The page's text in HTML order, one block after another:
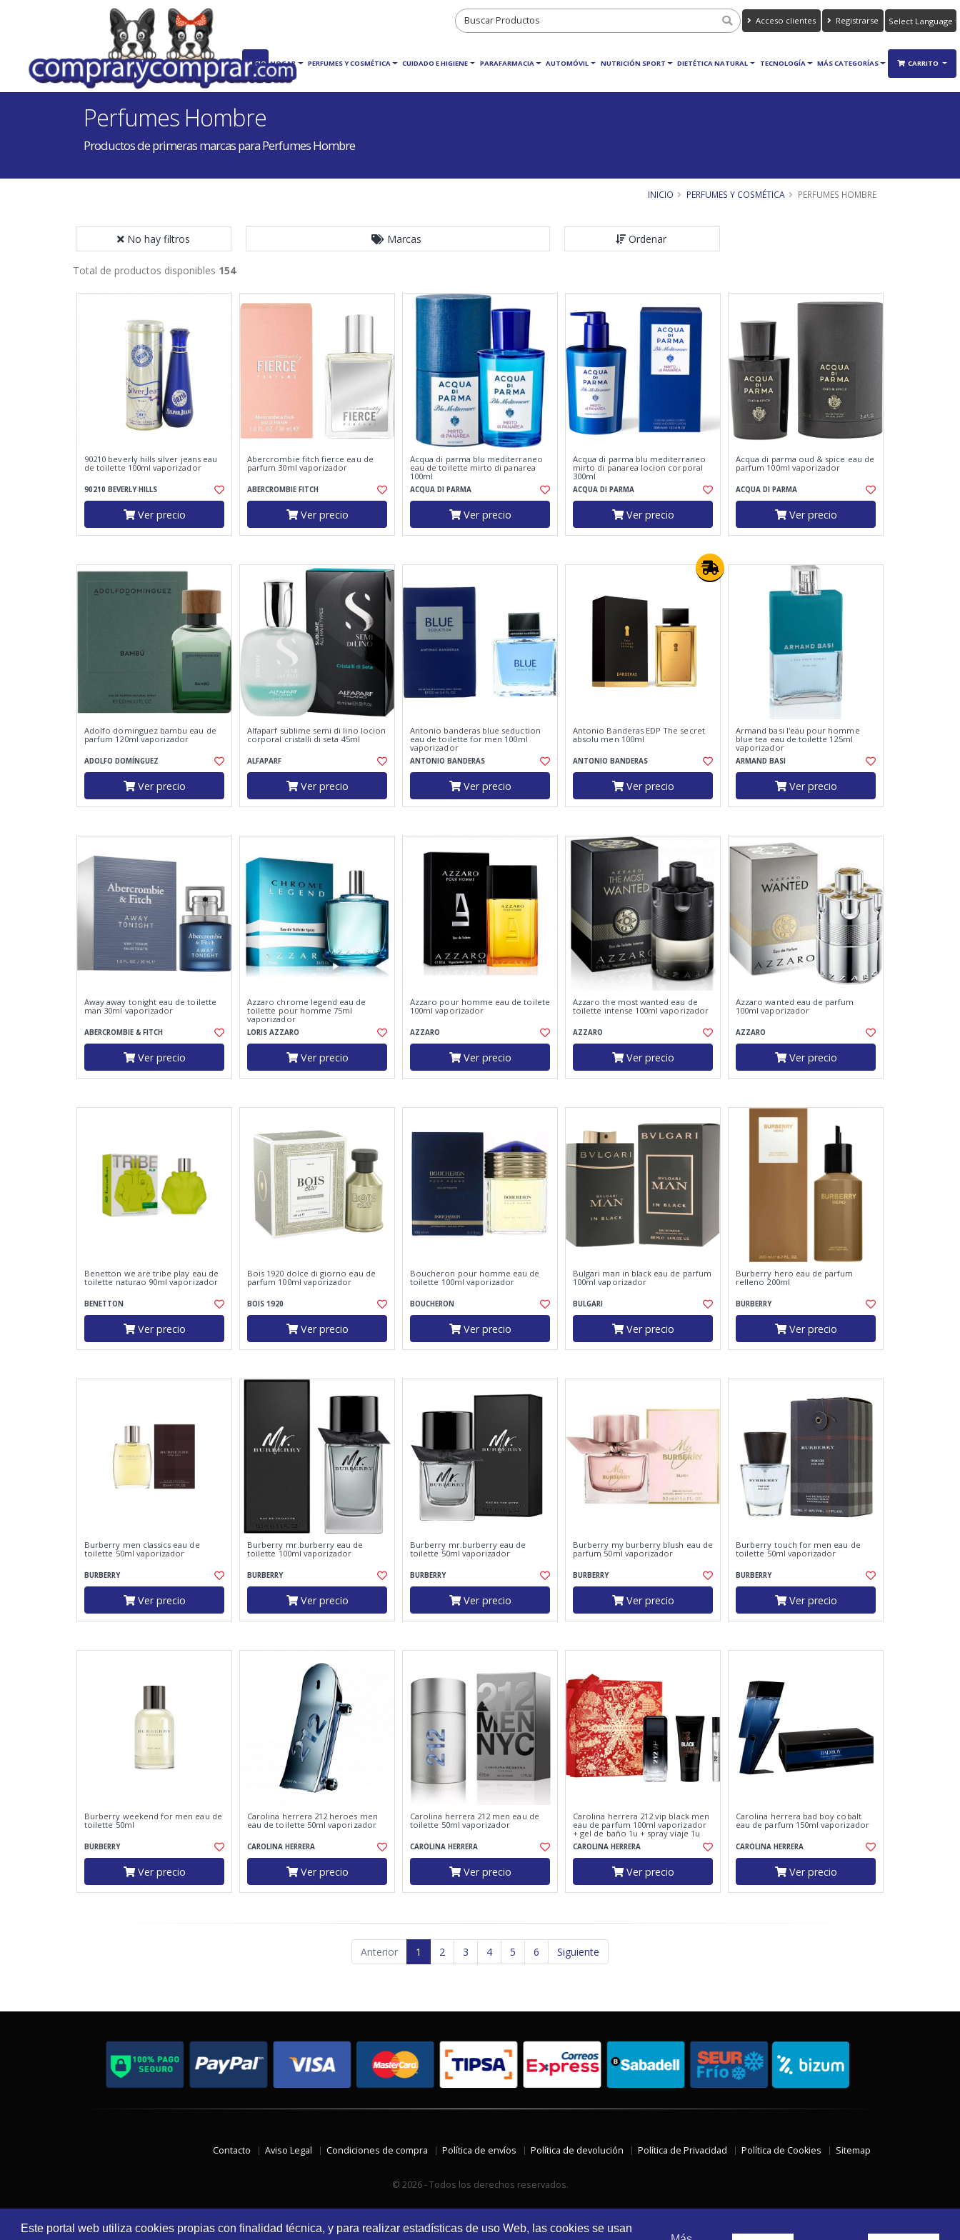
Este portal web utiliza cookies propias con finalidad técnica, y para realizar estadísticas de uso Web, las cookies se usan
Acceso clientes Registrarse
Translate
INICIO HOGAR PERFUMES Y COSMÉTICA CUIDADO E HIGIENE PARAFARMACIA AUTOMÓVIL NUTRICIÓN SPORT DIETÉTICA NATURAL TECNOLOGÍA MÁS CATEGORÍAS CARRITO
Perfumes Hombre
Productos de primeras marcas para Perfumes Hombre
INICIO PERFUMES Y COSMÉTICA PERFUMES HOMBRE
No hay filtros Marcas Ordenar
Total de productos disponibles 154
90210 beverly hills silver jeans eau
de toilette 100ml vaporizador
90210 BEVERLY HILLS
Ver precio
Abercrombie fitch fierce eau de
parfum 30ml vaporizador
ABERCROMBIE FITCH
Ver precio
Acqua di parma blu mediterraneo
eau de toilette mirto di panarea
100ml
ACQUA DI PARMA
Ver precio
Acqua di parma blu mediterraneo
mirto di panarea locion corporal
300ml
ACQUA DI PARMA
Ver precio
Acqua di parma oud & spice eau de
parfum 100ml vaporizador
ACQUA DI PARMA
Ver precio
Adolfo dominguez bambu eau de
parfum 120ml vaporizador
ADOLFO DOMÍNGUEZ
Ver precio
Alfaparf sublime semi di lino locion
corporal cristalli di seta 45ml
ALFAPARF
Ver precio
Antonio banderas blue seduction
eau de toilette for men 100ml
vaporizador
ANTONIO BANDERAS
Ver precio
Antonio Banderas EDP The secret
absolu men 100ml
ANTONIO BANDERAS
Ver precio
Armand basi l'eau pour homme
blue tea eau de toilette 125ml
vaporizador
ARMAND BASI
Ver precio
Away away tonight eau de toilette
man 30ml vaporizador
ABERCROMBIE & FITCH
Ver precio
Azzaro chrome legend eau de
toilette pour homme 75ml
vaporizador
LORIS AZZARO
Ver precio
Azzaro pour homme eau de toilete
100ml vaporizador
AZZARO
Ver precio
Azzaro the most wanted eau de
toilette intense 100ml vaporizador
AZZARO
Ver precio
Azzaro wanted eau de parfum
100ml vaporizador
AZZARO
Ver precio
Benetton we are tribe play eau de
toilette naturao 90ml vaporizador
BENETTON
Ver precio
Bois 1920 dolce di giorno eau de
parfum 100ml vaporizador
BOIS 1920
Ver precio
Boucheron pour homme eau de
toilette 100ml vaporizador
BOUCHERON
Ver precio
Bulgari man in black eau de parfum
100ml vaporizador
BULGARI
Ver precio
Burberry hero eau de parfum
relleno 200ml
BURBERRY
Ver precio
Burberry men classics eau de
toilette 50ml vaporizador
BURBERRY
Ver precio
Burberry mr.burberry eau de
toilette 100ml vaporizador
BURBERRY
Ver precio
Burberry mr.burberry eau de
toilette 50ml vaporizador
BURBERRY
Ver precio
Burberry my burberry blush eau de
parfum 50ml vaporizador
BURBERRY
Ver precio
Burberry touch for men eau de
toilette 50ml vaporizador
BURBERRY
Ver precio
Burberry weekend for men eau de
toilette 50ml
BURBERRY
Ver precio
Carolina herrera 212 heroes men
eau de toilette 50ml vaporizador
CAROLINA HERRERA
Ver precio
Carolina herrera 212 men eau de
toilette 50ml vaporizador
CAROLINA HERRERA
Ver precio
Carolina herrera 212 vip black men
eau de parfum 100ml vaporizador
+ gel de baño 1u + spray viaje 1u
CAROLINA HERRERA
Ver precio
Carolina herrera bad boy cobalt
eau de parfum 150ml vaporizador
CAROLINA HERRERA
Ver precio
Anterior 1 2 3 4 5 6 Siguiente
Contacto Aviso Legal Condiciones de compra Política de envíos Política de devolución Política de Privacidad Política de Cookies Sitemap
© 2026 - Todos los derechos reservados.